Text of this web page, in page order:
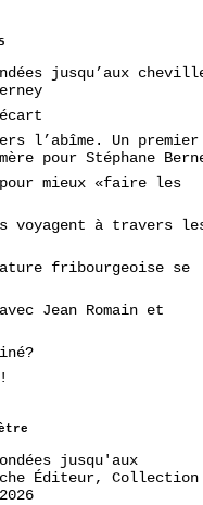
jusqu’aux
l’abîme. Un premier
pour Stéphane
mieux «faire les
voyagent à travers
fribourgeoise se
Jean Romain et
jusqu'aux
Éditeur, Collection